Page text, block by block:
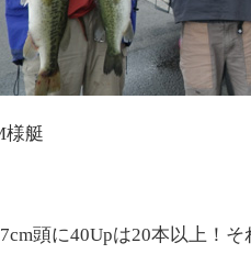
様艇
頭に40Upは20本以上！